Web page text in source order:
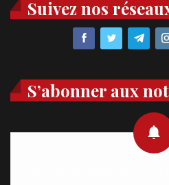
Suivez nos
S’abonner aux